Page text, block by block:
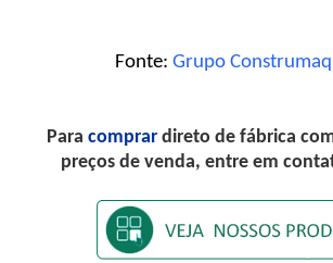
Fonte: Grupo
Para comprar direto de fábrica
preços de venda, entre em